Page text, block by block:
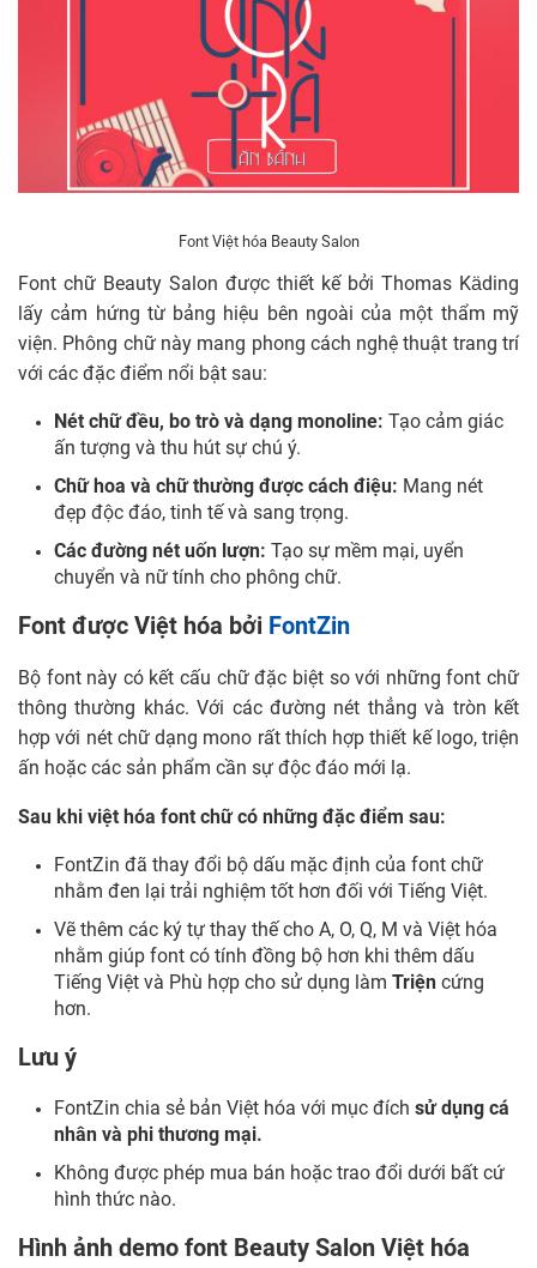
Font Việt hóa Beauty Salon
Font chữ Beauty Salon được thiết kế bởi Thomas Käding
lấy cảm hứng từ bảng hiệu bên ngoài của một thẩm mỹ
viện. Phông chữ này mang phong cách nghệ thuật trang trí
với các đặc điểm nổi bật sau:
Nét chữ đều, bo trò và dạng monoline: Tạo cảm giác
ấn tượng và thu hút sự chú ý.
Chữ hoa và chữ thường được cách điệu: Mang nét
đẹp độc đáo, tinh tế và sang trọng.
Các đường nét uốn lượn: Tạo sự mềm mại, uyển
chuyển và nữ tính cho phông chữ.
Font được Việt hóa bởi FontZin
Bộ font này có kết cấu chữ đặc biệt so với những font chữ
thông thường khác. Với các đường nét thẳng và tròn kết
hợp với nét chữ dạng mono rất thích hợp thiết kế logo, triện
ấn hoặc các sản phẩm cần sự độc đáo mới lạ.
Sau khi việt hóa font chữ có những đặc điểm sau:
FontZin đã thay đổi bộ dấu mặc định của font chữ
nhằm đen lại trải nghiệm tốt hơn đối với Tiếng Việt.
Vẽ thêm các ký tự thay thế cho A, O, Q, M và Việt hóa
nhằm giúp font có tính đồng bộ hơn khi thêm dấu
Tiếng Việt và Phù hợp cho sử dụng làm Triện cứng
hơn.
Lưu ý
FontZin chia sẻ bản Việt hóa với mục đích sử dụng cá
nhân và phi thương mại.
Không được phép mua bán hoặc trao đổi dưới bất cứ
hình thức nào.
Hình ảnh demo font Beauty Salon Việt hóa